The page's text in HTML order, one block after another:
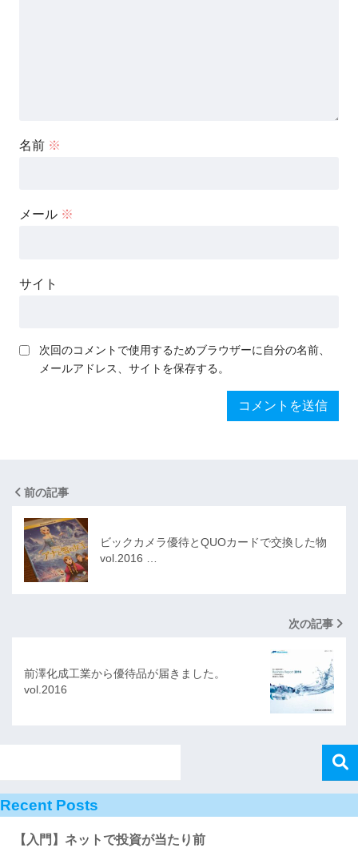
名前 ※
メール ※
サイト
次回のコメントで使用するためブラウザーに自分の名前、
メールアドレス、サイトを保存する。
前の記事
ビックカメラ優待とQUOカードで交換した物
vol.2016 …
次の記事
前澤化成工業から優待品が届きました。
vol.2016
Recent Posts
【入門】ネットで投資が当たり前